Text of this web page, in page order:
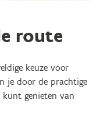
route
keuze voor
je door de prachtige
kunt genieten van